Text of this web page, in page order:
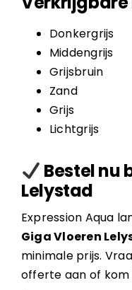
Donkergrijs
Middengrijs
Grijsbruin
Zand
Grijs
Lichtgrijs
Bestel nu
Lelystad
Expression Aqua
Giga Vloeren
minimale prijs.
offerte aan of kom